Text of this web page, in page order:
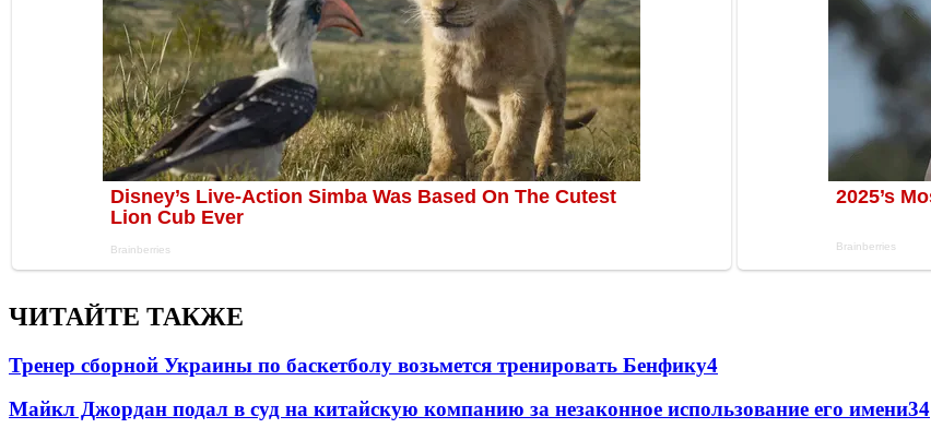
ЧИТАЙТЕ ТАКЖЕ
Тренер сборной Украины по баскетболу возьмется тренировать Бенфику4
Майкл Джордан подал в суд на китайскую компанию за незаконное использование его имени34